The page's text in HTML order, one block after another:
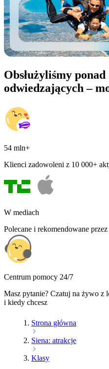
Obsłużyliśmy
odwiedzających –
54 mln+
Klienci zadowoleni z 10 000+
W mediach
Polecane i rekomendowane
Centrum pomocy 24/7
Masz pytanie? Czatuj na żywo z
i kiedy chcesz
Strona główna
Siena: atrakcje
Klasy